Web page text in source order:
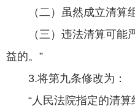
（二）虽然成立清算组
（三）违法清算可能严
益的。”
3.将第九条修改为：
“人民法院指定的清算